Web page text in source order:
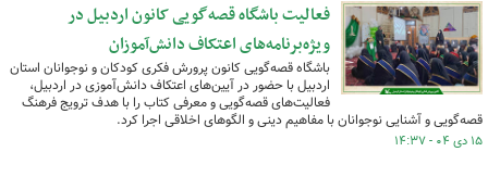
فعالیت باشگاه قصه‌گویی کانون اردبیل در
ویژه‌برنامه‌های اعتکاف دانش‌آموزان
باشگاه قصه‌گویی کانون پرورش فکری کودکان و نوجوانان استان
اردبیل با حضور در آیین‌های اعتکاف دانش‌آموزی در اردبیل،
فعالیت‌های قصه‌گویی و معرفی کتاب را با هدف ترویج فرهنگ
قصه‌گویی و آشنایی نوجوانان با مفاهیم دینی و الگوهای اخلاقی اجرا کرد.
۱۵ دی ۰۴ - ۱۴:۳۷